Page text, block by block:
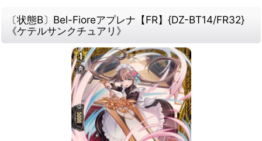
〔状態B〕Bel-Fioreアプレナ【FR】{DZ-BT14/FR32}
《ケテルサンクチュアリ》